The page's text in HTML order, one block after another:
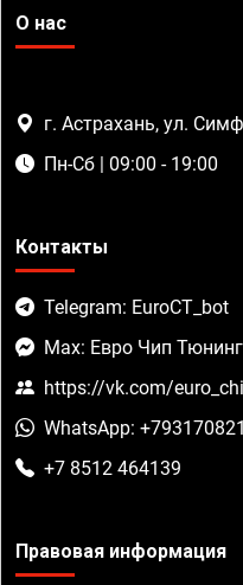
О нас
г. Астрахань, ул.
Пн-Сб | 09:00 - 19:00
Контакты
Telegram: EuroCT_bot
Max: Евро Чип Тюнинг
https://vk.com/
WhatsApp:
+7 8512 464139
Правовая информация